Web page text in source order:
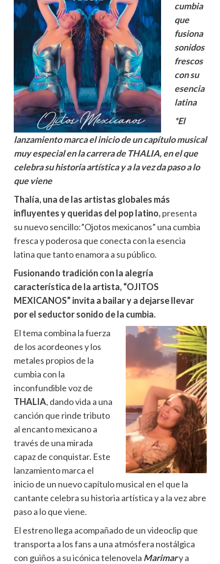
cumbia
que
fusiona
sonidos
frescos
con su
esencia
latina
*El
lanzamiento marca el inicio de un capítulo musical
muy especial en la carrera de THALIA, en el que
celebra su historia artística y a la vez da paso a lo
que viene
Thalía, una de las artistas globales más
influyentes y queridas del pop latino,presenta
su nuevo sencillo:”Ojotos mexicanos” una cumbia
fresca y poderosa que conecta con la esencia
latina que tanto enamora a su público.
Fusionando tradición con la alegría
característica de la artista, “OJITOS
MEXICANOS” invita a bailar y a dejarse llevar
por el seductor sonido de la cumbia.
El tema combina la fuerza
de los acordeones y los
metales propios de la
cumbia con la
inconfundible voz de
THALIA, dando vida a una
canción que rinde tributo
al encanto mexicano a
través de una mirada
capaz de conquistar. Este
lanzamiento marca el
inicio de un nuevo capítulo musical en el que la
cantante celebra su historia artística y a la vez abre
paso a lo que viene.
El estreno llega acompañado de un videoclip que
transporta a los fans a una atmósfera nostálgica
con guiños a su icónica telenovela Marimary a